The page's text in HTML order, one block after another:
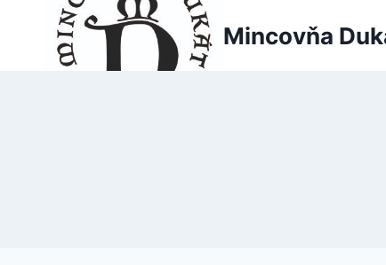
Mincovňa